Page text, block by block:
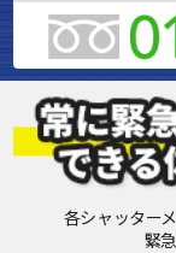
各シャッター
緊